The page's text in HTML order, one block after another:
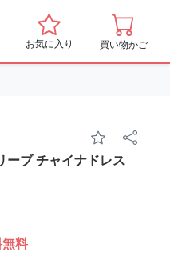
お気に入り 買い物かご
ーブ チャイナドレス
料